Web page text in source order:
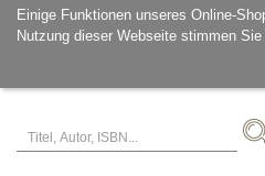
Einige Funktionen unseres Online-
Nutzung dieser Webseite stimmen